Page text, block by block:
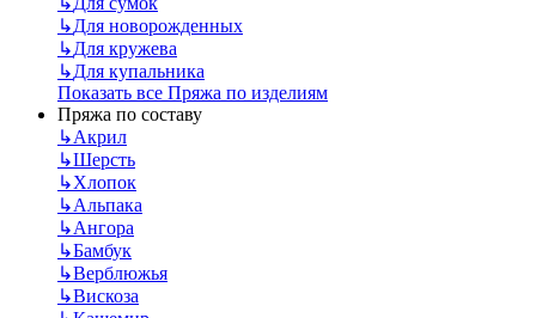
↳Для новорожденных
↳Для кружева
↳Для купальника
Показать все Пряжа по изделиям
Пряжа по составу
↳Акрил
↳Шерсть
↳Хлопок
↳Альпака
↳Ангора
↳Бамбук
↳Верблюжья
↳Вискоза